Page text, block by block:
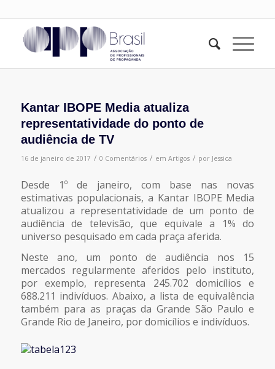
Kantar IBOPE Media atualiza
representatividade do ponto de
audiência de TV
16 de janeiro de 2017 / 0 Comentários / em Artigos / por Jessica
Desde 1º de janeiro, com base nas novas
estimativas populacionais, a Kantar IBOPE Media
atualizou a representatividade de um ponto de
audiência de televisão, que equivale a 1% do
universo pesquisado em cada praça aferida.
Neste ano, um ponto de audiência nos 15
mercados regularmente aferidos pelo instituto,
por exemplo, representa 245.702 domicílios e
688.211 indivíduos. Abaixo, a lista de equivalência
também para as praças da Grande São Paulo e
Grande Rio de Janeiro, por domicílios e indivíduos.